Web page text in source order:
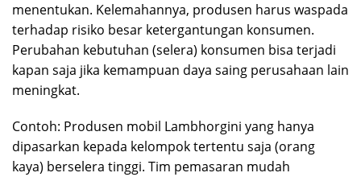
menentukan. Kelemahannya, produsen harus waspada
terhadap risiko besar ketergantungan konsumen.
Perubahan kebutuhan (selera) konsumen bisa terjadi
kapan saja jika kemampuan daya saing perusahaan lain
meningkat.
Contoh: Produsen mobil Lambhorgini yang hanya
dipasarkan kepada kelompok tertentu saja (orang
kaya) berselera tinggi. Tim pemasaran mudah